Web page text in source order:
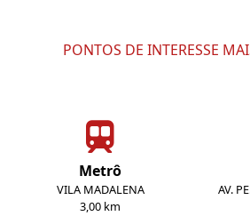
PONTOS DE INTERESSE
Metrô
VILA MADALENA
3,00 km
AV.